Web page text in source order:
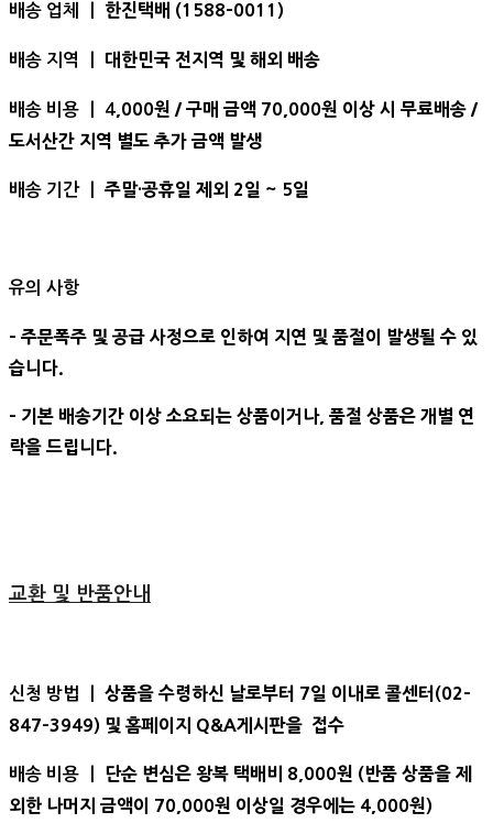
배송 업체 ㅣ 한진택배 (1588-0011)
배송 지역 ㅣ 대한민국 전지역 및 해외 배송
배송 비용 ㅣ 4 ,000원 / 구매 금액 70,000원 이상 시 무료배송 /
도서산간 지역 별도 추가 금액 발생
배송 기간 ㅣ 주말·공휴일 제외 2일 ~ 5일
유의 사항
- 주문폭주 및 공급 사정으로 인하여 지연 및 품절이 발생될 수 있
습니다.
- 기본 배송기간 이상 소요되는 상품이거나, 품절 상품은 개별 연
락을 드립니다.
교환 및 반품안내
신청 방법 ㅣ 상품을 수령하신 날로부터 7일 이내로 콜센터(02-
847-3949) 및 홈페이지 Q&A게시판을 접수
배송 비용 ㅣ
단순 변심은 왕복 택배비 8,000원 (반품 상품을 제
외한 나머지 금액이 70,000원 이상일 경우에는 4,000원)